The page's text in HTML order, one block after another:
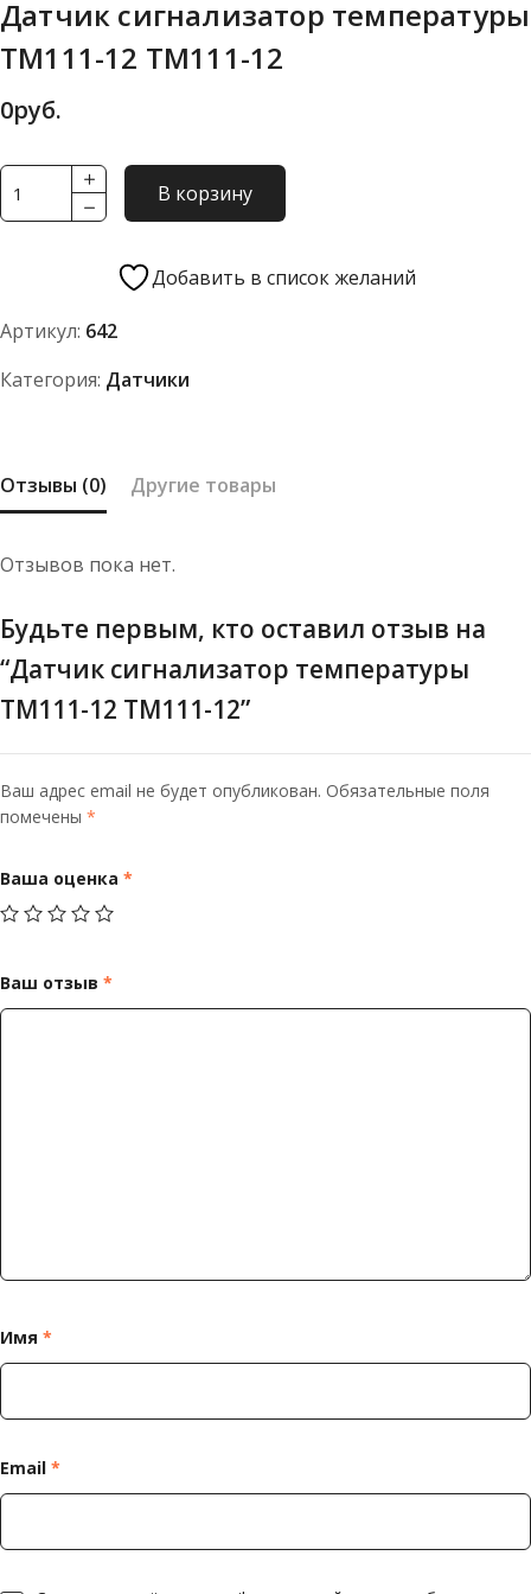
Датчик сигнализатор температуры
ТМ111-12 ТМ111-12
0руб.
Количество
товара
сигнализатор
ТМ111-
ТМ111-
В корзину
Добавить в список желаний
Артикул: 642
Категория: Датчики
Отзывы (0) Другие товары
Отзывов пока нет.
Будьте первым, кто оставил отзыв на
“Датчик сигнализатор температуры
ТМ111-12 ТМ111-12”
Ваш адрес email не будет опубликован. Обязательные поля
помечены *
Ваша оценка *
Ваш отзыв *
Имя *
Email *